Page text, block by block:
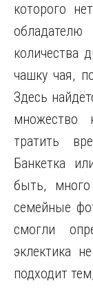
которого
количества
чашку чая,
Здесь
множество
тратить
Банкетка
быть, много
семейные
смогли
эклектика
подходит